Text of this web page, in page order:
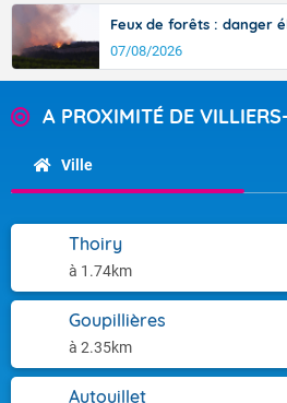
Feux de forêts : danger
07/08/2026
A PROXIMITÉ DE
Ville
Thoiry
à 1.74km
Goupillières
à 2.35km
Autouillet